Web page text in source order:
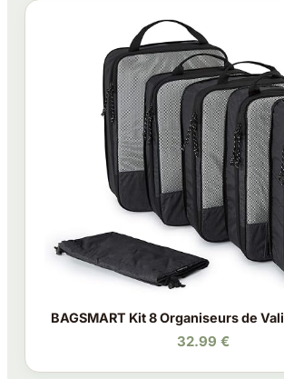
BAGSMART Kit 8 Organiseurs de
32.99 €